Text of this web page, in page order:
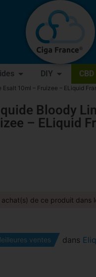
DIY CBD
10ml – Fruizee – ELiquid
Bloody
– ELiquid
achat(s) de ce produit dans
ventes dans